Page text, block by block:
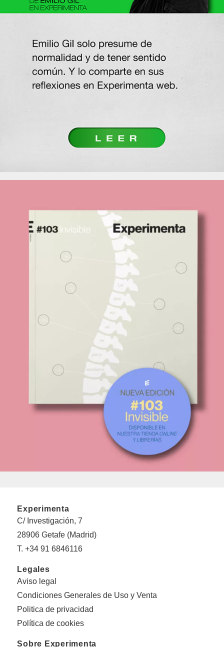
Experimenta
C/ Investigación, 7
28906 Getafe (Madrid)
T. +34 91 6846116
Legales
Aviso legal
Condiciones Generales de Uso y Venta
Politica de privacidad
Política de cookies
Sobre Experimenta